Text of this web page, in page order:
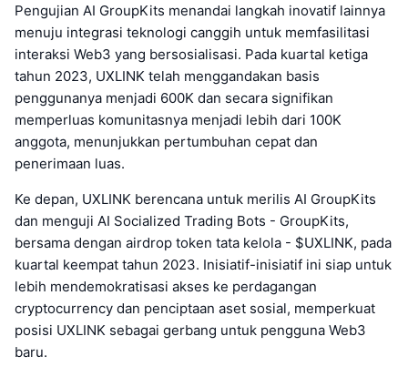
Pengujian AI GroupKits menandai langkah inovatif lainnya
menuju integrasi teknologi canggih untuk memfasilitasi
interaksi Web3 yang bersosialisasi. Pada kuartal ketiga
tahun 2023, UXLINK telah menggandakan basis
penggunanya menjadi 600K dan secara signifikan
memperluas komunitasnya menjadi lebih dari 100K
anggota, menunjukkan pertumbuhan cepat dan
penerimaan luas.
Ke depan, UXLINK berencana untuk merilis AI GroupKits
dan menguji AI Socialized Trading Bots - GroupKits,
bersama dengan airdrop token tata kelola - $UXLINK, pada
kuartal keempat tahun 2023. Inisiatif-inisiatif ini siap untuk
lebih mendemokratisasi akses ke perdagangan
cryptocurrency dan penciptaan aset sosial, memperkuat
posisi UXLINK sebagai gerbang untuk pengguna Web3
baru.